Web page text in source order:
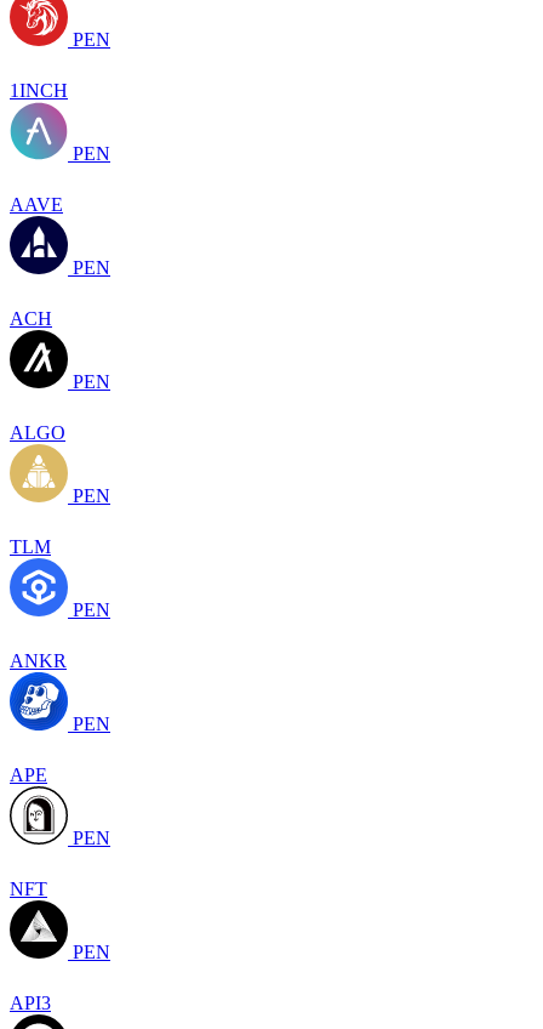
PEN
1INCH
PEN
AAVE
PEN
ACH
PEN
ALGO
PEN
TLM
PEN
ANKR
PEN
APE
PEN
NFT
PEN
API3